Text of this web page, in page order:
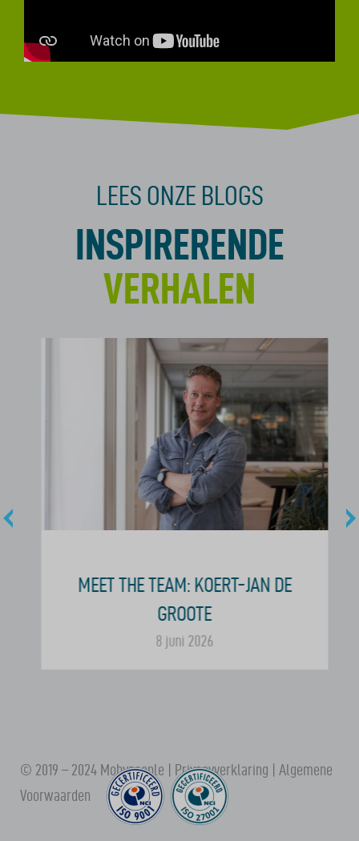
LEES ONZE BLOGS
INSPIRERENDE
VERHALEN
MEET THE TEAM: KOERT-JAN DE
GROOTE
8 juni 2026
© 2019 – 2024 Mobypeople | Privacyverklaring
Algemene
Voorwaarden